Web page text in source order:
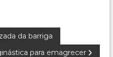
da barriga
para emagrecer